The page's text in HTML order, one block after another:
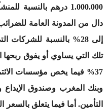
إلى 28% بالنسبة
تلك التي يساوي أو يفوق
37% فيما يخص مؤسسات
وبنك المغرب وصندوق الإيداع
التأمين. أما فيما يتعلق